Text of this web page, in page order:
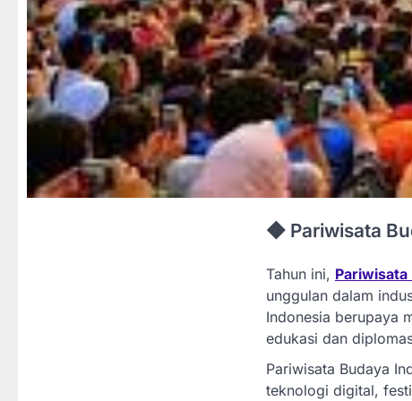
◆ Pariwisata
Tahun ini,
unggulan dalam
Indonesia berupaya
edukasi dan
Pariwisata Budaya
teknologi digital,